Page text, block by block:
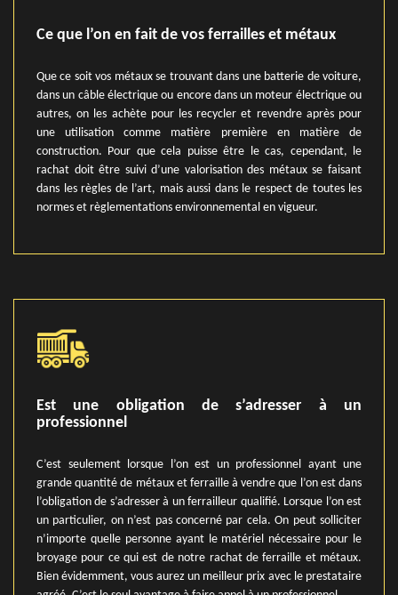
Ce que l’on en fait de vos ferrailles et métaux
Que ce soit vos métaux se trouvant dans une batterie de voiture,
dans un câble électrique ou encore dans un moteur électrique ou
autres, on les achète pour les recycler et revendre après pour
une utilisation comme matière première en matière de
construction. Pour que cela puisse être le cas, cependant, le
rachat doit être suivi d’une valorisation des métaux se faisant
dans les règles de l’art, mais aussi dans le respect de toutes les
normes et règlementations environnemental en vigueur.
Est une obligation de s’adresser à un
professionnel
C’est seulement lorsque l’on est un professionnel ayant une
grande quantité de métaux et ferraille à vendre que l’on est dans
l’obligation de s’adresser à un ferrailleur qualifié. Lorsque l’on est
un particulier, on n’est pas concerné par cela. On peut solliciter
n’importe quelle personne ayant le matériel nécessaire pour le
broyage pour ce qui est de notre rachat de ferraille et métaux.
Bien évidemment, vous aurez un meilleur prix avec le prestataire